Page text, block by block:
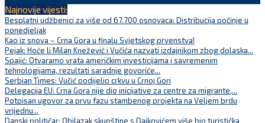
Najnovije vijesti:
Besplatni udžbenici za više od 67.700 osnovaca: Distribucija počinje u
ponedjeljak
Kao iz snova – Crna Gora u finalu Svjetskog prvenstva!
Pejak: Hoće li Milan Knežević i Vučića nazvati izdajnikom zbog dolaska...
Spajić: Otvaramo vrata američkim investicijama i savremenim
tehnologijama, rezultati saradnje govoriće...
Serbian Times: Vučić podijelio crkvu u Crnoj Gori
Delegacija EU: Crna Gora nije dio inicijative za centre za migrante,...
Potpisan ugovor za prvu fazu stambenog projekta na Veljem brdu
vrijednu...
Danski političar: Obilazak skupštine s Dajkovićem više bio turistička